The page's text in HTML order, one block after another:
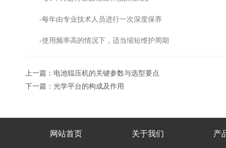
-每年由专业技术人员进行一次深度保养
-使用频率高的情况下，适当缩短维护周期
上一篇： 电池辊压机的关键参数与选型要点
下一篇： 光学平台的构成及作用
网站首页 关于我们 产